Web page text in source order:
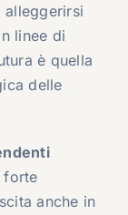
alleggerirsi
linee di
è quella
delle
forte
anche in